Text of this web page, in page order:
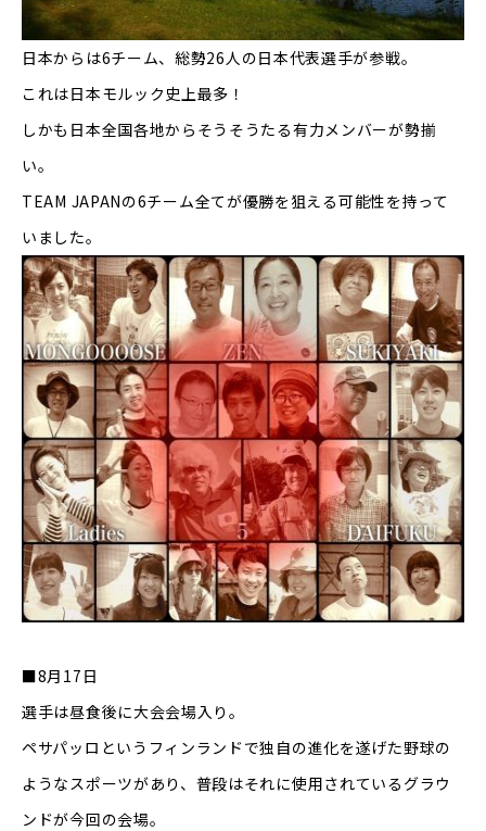
日本からは6チーム、総勢26人の日本代表選手が参戦。
これは日本モルック史上最多！
しかも日本全国各地からそうそうたる有力メンバーが勢揃
い。
TEAM JAPANの6チーム全てが優勝を狙える可能性を持って
いました。
■8月 17 日
選手は昼食後に大会会場入り。
ペサパッロというフィンランドで独自の進化を遂げた野球の
ようなスポーツがあり、普段はそれに使用されているグラウ
ンドが今回の会場。